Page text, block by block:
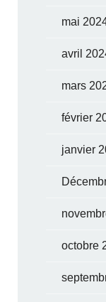
mai
avril
mars
février
janvier
octobre